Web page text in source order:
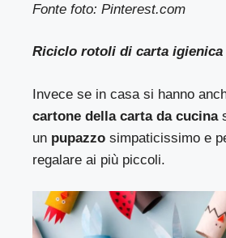
Fonte foto: Pinterest.com
Riciclo rotoli di carta igienica
Invece se in casa si hanno
cartone della carta da cucina
un pupazzo simpaticissimo e
regalare ai più piccoli.